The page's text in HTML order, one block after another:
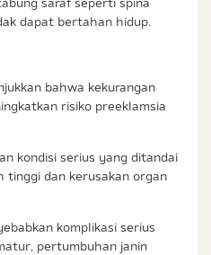
dapat bertahan hidup.
bahwa kekurangan
risiko preeklamsia
kondisi serius yang ditandai
tinggi dan kerusakan organ
komplikasi serius
pertumbuhan janin